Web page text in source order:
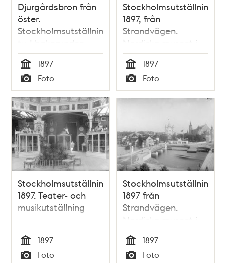
Djurgårdsbron från
öster.
Stockholmsutställningen
tv. I bakgrunden
Nordiska museet
Tid
1897
Typ
Foto
Stockholmsutställningen
1897, från
Strandvägen.
Nordiska museet i
fonden
Tid
1897
Typ
Foto
Stockholmsutställningen
1897. Teater- och
musikutställning
Tid
1897
Foto
Stockholmsutställningen
1897 från
Strandvägen.
Nordiska museet i
fonden
Tid
1897
Foto